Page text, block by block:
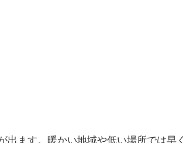
ます。暖かい地域や低い場所では早く